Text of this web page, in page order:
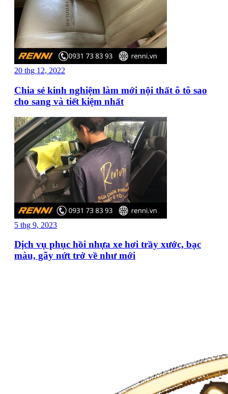
20 thg 12, 2022
Chia sẻ kinh nghiệm làm mới nội thất ô tô sao
cho sang và tiết kiệm nhất
5 thg 9, 2023
Dịch vụ phục hồi nhựa xe hơi trầy xước, bạc
màu, gãy nứt trở về như mới